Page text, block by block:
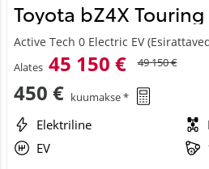
Toyota bZ4X Touring
Active Tech 0 Electric EV
Alates 45 150 € 49 150 €
450 € kuumakse *
Elektriline
EV